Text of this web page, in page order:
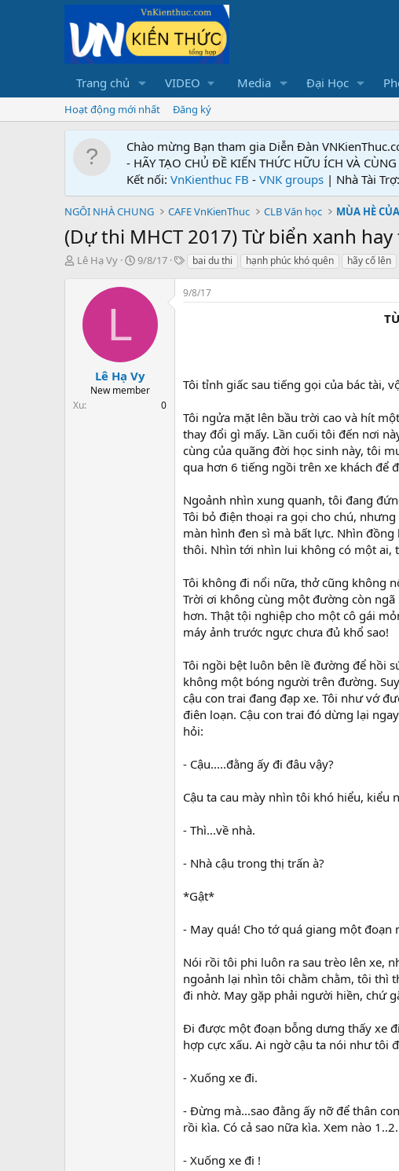
Trang chủ VIDEO Media Đại Học
Hoạt động mới nhất Đăng ký
Chào mừng Bạn tham gia Diễn Đàn
- HÃY TẠO CHỦ ĐỀ KIẾN THỨC HỮU ÍCH VÀ
Kết nối: VnKienthuc FB - VNK groups | Nhà Tài Trợ:
NGÔI NHÀ CHUNG CAFE VnKienThuc CLB Văn học MÙA HÈ
(Dự thi MHCT 2017) Từ biển xanh
T
t
Lê Hạ Vy
N
à
9/8/17
T
k
h
bai du thi hạnh phúc khó quên hãy cố lên
L
Lê Hạ Vy
New member
Xu
0
9/8/17
Tôi tỉnh giấc sau tiếng gọi của bác tài,
Tôi ngửa mặt lên bầu trời cao và hít
thay đổi gì mấy. Lần cuối tôi đến nơi
cùng của quãng đời học sinh này, tôi
qua hơn 6 tiếng ngồi trên xe khách để
Ngoảnh nhìn xung quanh, tôi đang
Tôi bỏ điện thoại ra gọi cho chú,
màn hình đen sì mà bất lực. Nhìn
thôi. Nhìn tới nhìn lui không có một ai,
Tôi không đi nổi nữa, thở cũng không
Trời ơi không cùng một đường còn
hơn. Thật tội nghiệp cho một cô gái
máy ảnh trước ngực chưa đủ khổ sao!
Tôi ngồi bệt luôn bên lề đường để hồi
không một bóng người trên đường.
cậu con trai đang đạp xe. Tôi như vớ
điên loạn. Cậu con trai đó dừng lại
hỏi:
- Cậu.....đằng ấy đi đâu vậy?
Cậu ta cau mày nhìn tôi khó hiểu, kiểu
- Thì...về nhà.
- Nhà cậu trong thị trấn à?
*Gật*
- May quá! Cho tớ quá giang một đoạn
Nói rồi tôi phi luôn ra sau trèo lên xe,
ngoảnh lại nhìn tôi chằm chằm, tôi thì
đi nhờ. May gặp phải người hiền, chứ
Đi được một đoạn bỗng dưng thấy xe
hợp cực xấu. Ai ngờ cậu ta nói như tôi
- Xuống xe đi.
- Đừng mà...sao đằng ấy nỡ để thân
rồi kìa. Có cả sao nữa kìa. Xem nào
- Xuống xe đi !